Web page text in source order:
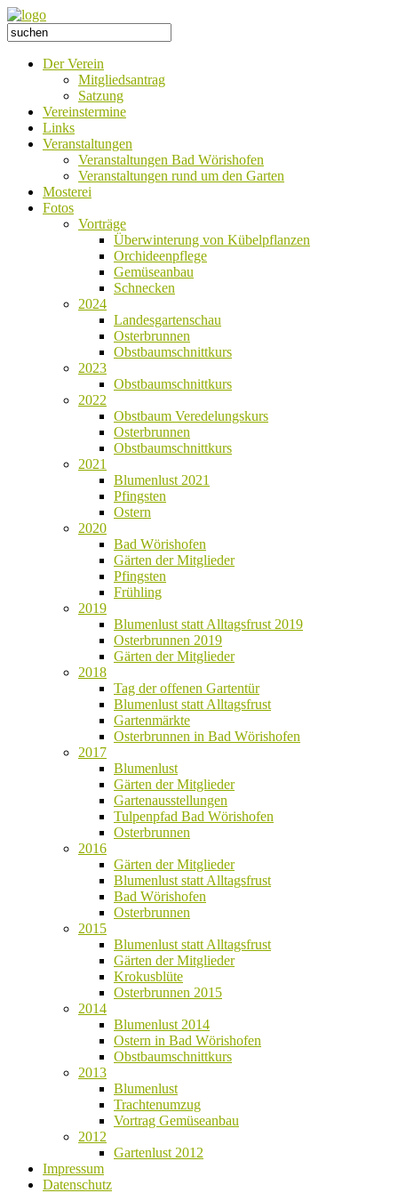
Der Verein
Mitgliedsantrag
Satzung
Vereinstermine
Links
Veranstaltungen
Veranstaltungen Bad Wörishofen
Veranstaltungen rund um den Garten
Mosterei
Fotos
Vorträge
Überwinterung von Kübelpflanzen
Orchideenpflege
Gemüseanbau
Schnecken
2024
Landesgartenschau
Osterbrunnen
Obstbaumschnittkurs
2023
Obstbaumschnittkurs
2022
Obstbaum Veredelungskurs
Osterbrunnen
Obstbaumschnittkurs
2021
Blumenlust 2021
Pfingsten
Ostern
2020
Bad Wörishofen
Gärten der Mitglieder
Pfingsten
Frühling
2019
Blumenlust statt Alltagsfrust 2019
Osterbrunnen 2019
Gärten der Mitglieder
2018
Tag der offenen Gartentür
Blumenlust statt Alltagsfrust
Gartenmärkte
Osterbrunnen in Bad Wörishofen
2017
Blumenlust
Gärten der Mitglieder
Gartenausstellungen
Tulpenpfad Bad Wörishofen
Osterbrunnen
2016
Gärten der Mitglieder
Blumenlust statt Alltagsfrust
Bad Wörishofen
Osterbrunnen
2015
Blumenlust statt Alltagsfrust
Gärten der Mitglieder
Krokusblüte
Osterbrunnen 2015
2014
Blumenlust 2014
Ostern in Bad Wörishofen
Obstbaumschnittkurs
2013
Blumenlust
Trachtenumzug
Vortrag Gemüseanbau
2012
Gartenlust 2012
Impressum
Datenschutz